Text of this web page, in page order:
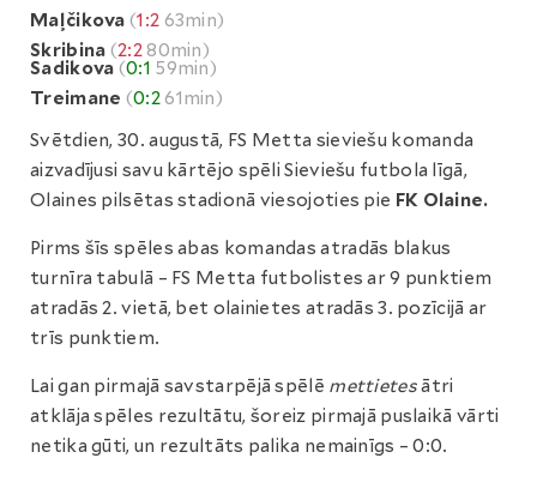
Maļčikova (1:2 63min)
Skribina (2:280min)
Sadikova (0:1 59min)
Treimane (0:261min)
Svētdien, 30. augustā, FS Metta sieviešu komanda
aizvadījusi savu kārtējo spēli Sieviešu futbola līgā,
Olaines pilsētas stadionā viesojoties pie FK Olaine.
Pirms šīs spēles abas komandas atradās blakus
turnīra tabulā – FS Metta futbolistes ar 9 punktiem
atradās 2. vietā, bet olainietes atradās 3. pozīcijā ar
trīs punktiem.
Lai gan pirmajā savstarpējā spēlē mettietesātri
atklāja spēles rezultātu, šoreiz pirmajā puslaikā vārti
netika gūti, un rezultāts palika nemainīgs – 0:0.